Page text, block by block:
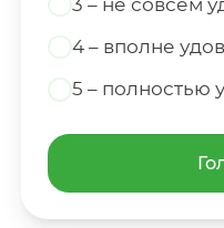
4 – вполне
5 – полностью